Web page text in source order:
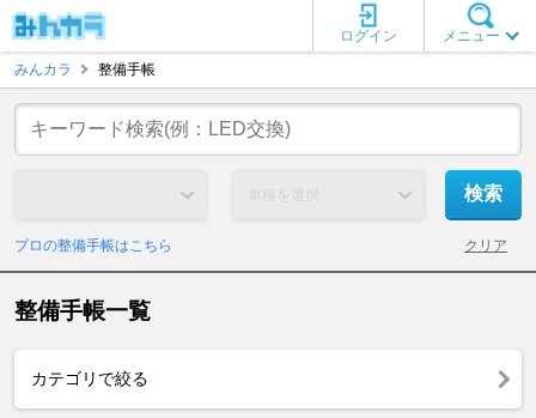
メニュー
ログイン
みんカラ
整備手帳
クリア
プロの整備手帳はこちら
整備手帳一覧
カテゴリで絞る